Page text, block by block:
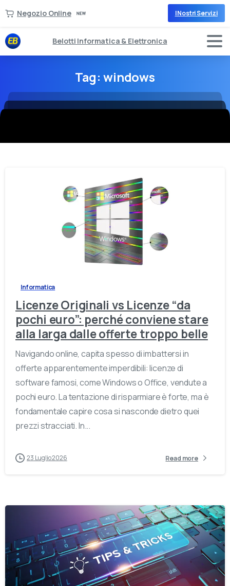
Negozio Online I Nostri Servizi
Belotti Informatica & Elettronica
Tag:windows
Informatica
Licenze Originali vs Licenze “da
pochi euro”: perché conviene stare
alla larga dalle offerte troppo belle
Navigando online, capita spesso di imbattersi in
offerte apparentemente imperdibili: licenze di
software famosi, come Windows o Office, vendute a
pochi euro. La tentazione di risparmiare è forte, ma è
fondamentale capire cosa si nasconde dietro quei
prezzi stracciati. In...
23 Luglio 2026 Read more